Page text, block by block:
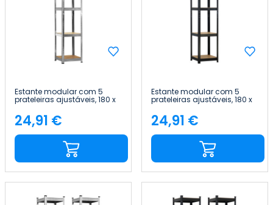
Estante modular com 5
prateleiras ajustáveis, 180 x
40 x 40 cm, 175 kg Thinia
Home
Preço
24,91 €
Estante modular com 5
prateleiras ajustáveis, 180 x
40 x 40 cm, 175 kg Thinia
Home
Preço
24,91 €